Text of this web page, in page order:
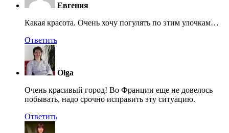
Евгения
Какая красота. Очень хочу погулять по этим улочкам…
Ответить
Olga
Очень красивый город! Во Франции еще не довелось
побывать, надо срочно исправить эту ситуацию.
Ответить